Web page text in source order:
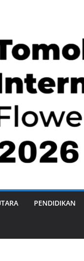
PENDIDIKAN